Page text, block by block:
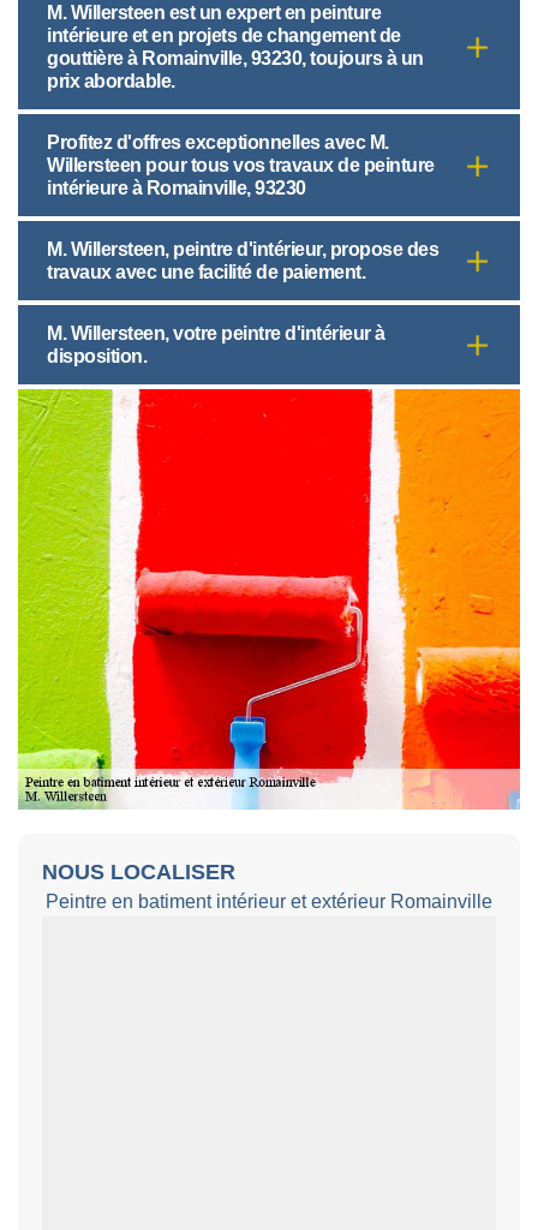
M. Willersteen est un expert en peinture
intérieure et en projets de changement de
gouttière à Romainville, 93230, toujours à un
prix abordable.
Profitez d'offres exceptionnelles avec M.
Willersteen pour tous vos travaux de peinture
intérieure à Romainville, 93230
M. Willersteen, peintre d'intérieur, propose des
travaux avec une facilité de paiement.
M. Willersteen, votre peintre d'intérieur à
disposition.
NOUS LOCALISER
Peintre en batiment intérieur et extérieur Romainville